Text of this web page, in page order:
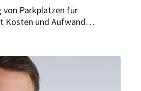
von Parkplätzen für
Kosten und Aufwand